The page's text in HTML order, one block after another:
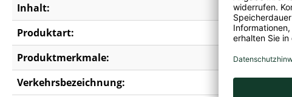
Inhalt:
0,50 l
Produktart:
Duschgel
Produktmerkmale:
Erdnussfrei,
Verkehrsbezeichnung:
Frosch